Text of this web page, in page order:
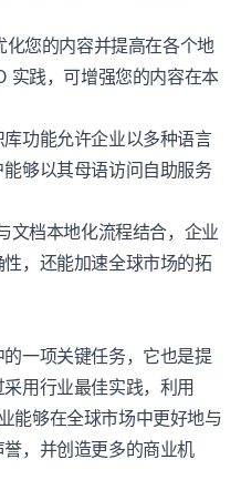
化您的内容并提高在各个地
实践，可增强您的内容在本
库功能允许企业以多种语言
够以其母语访问自助服务
文档本地化流程结合，企业
，还能加速全球市场的拓
一项关键任务，它也是提
用行业最佳实践，利用
能够在全球市场中更好地与
，并创造更多的商业机